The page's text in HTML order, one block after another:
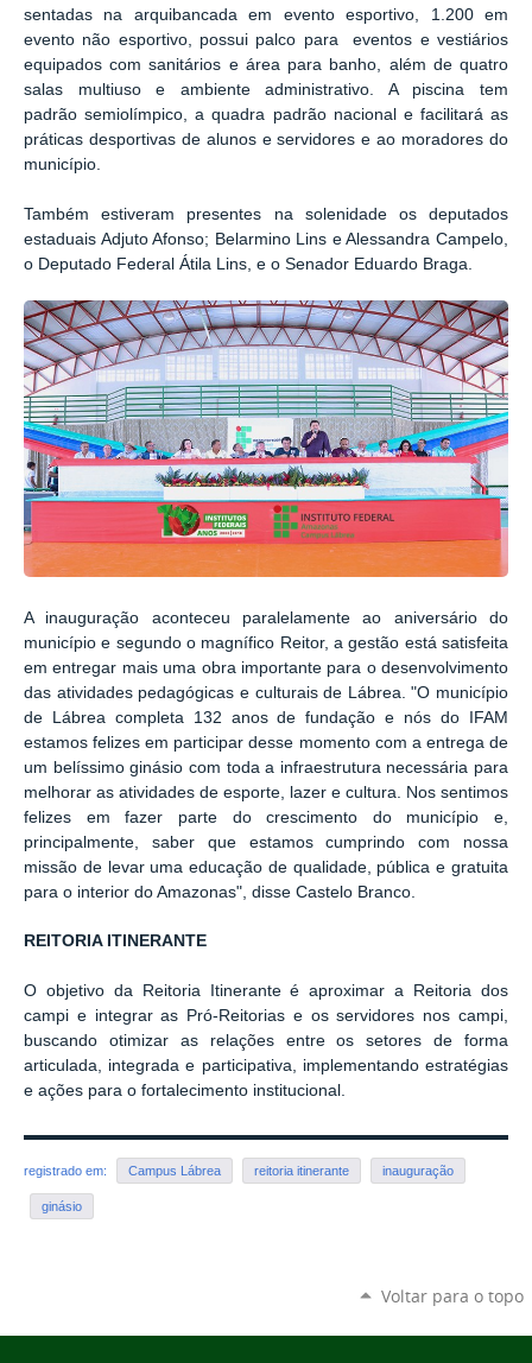
sentadas na arquibancada em evento esportivo, 1.200 em
evento não esportivo, possui palco para
eventos e vestiários
equipados com sanitários e área para banho, além de quatro
salas multiuso e ambiente administrativo. A piscina tem
padrãosemiolímpico, a quadra padrão nacional e facilitará as
práticas desportivas de alunos e servidores e ao moradores do
município.
Também estiveram presentes na solenidade os deputados
estaduais Adjuto Afonso; Belarmino Lins e Alessandra Campelo,
o Deputado Federal Átila Lins, e o Senador Eduardo Braga.
A inauguração aconteceu paralelamente ao aniversário do
município e segundo o magnífico Reitor, a gestão está satisfeita
em entregar mais uma obra importante para o desenvolvimento
das atividades pedagógicas e culturais de Lábrea. "O município
de Lábrea completa 132 anos de fundação e nós do IFAM
estamos felizes em participar desse momento com a entrega de
um belíssimo ginásio com toda a infraestrutura necessária para
melhorar as atividades de esporte, lazer e cultura. Nos sentimos
felizes em fazer parte do crescimento do município e,
principalmente, saber que estamos cumprindo com nossa
missão de levar uma educação de qualidade, pública e gratuita
para o interior do Amazonas", disse Castelo Branco.
REITORIA ITINERANTE
O objetivo da Reitoria Itinerante é aproximar a Reitoria dos
campi e integrar as Pró-Reitorias e os servidores nos campi,
buscando otimizar as relações entre os setores de forma
articulada, integrada e participativa, implementando estratégias
e ações para o fortalecimento institucional.
registrado em: Campus Lábrea reitoria itinerante inauguração
ginásio
Voltar para o topo